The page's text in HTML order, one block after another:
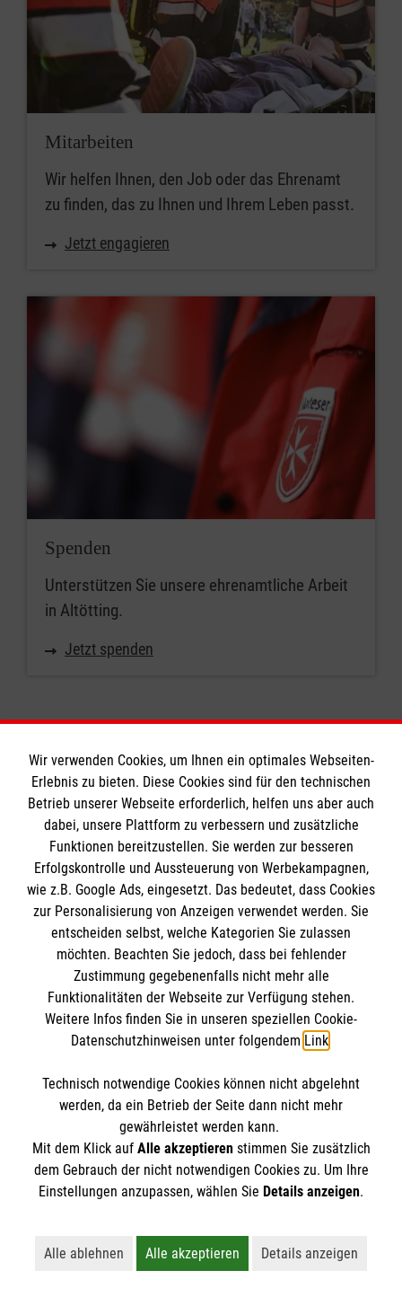
Mitarbeiten
Wir helfen Ihnen, den Job oder das Ehrenamt
zu finden, das zu Ihnen und Ihrem Leben passt.
Jetzt engagieren
Spenden
Unterstützen Sie unsere ehrenamtliche Arbeit
in Altötting.
Jetzt spenden
Informationen
Impressum
Datenschutz
Barrierefreiheit
Kontakt
Die Malteser
Malteser in Deutschland
Malteserorden
Sharepoint
Spendenkonto
Bank: Pax-Bank für Kirche und Caritas eG
IBAN: DE14 3706 0120 1201 2170 12
BIC: GENODED1PA7
So finden Sie uns
Bahnhofstraße 39
84503 Altötting
Email: malteser.altoetting@malteser.org
Der Malteser Hilfsdienst e.V. ist als eingetragene
Gewerbesteuer befreit.
Wir verwenden Cookies, um Ihnen ein optimales Webseiten-
Erlebnis zu bieten. Diese Cookies sind für den technischen
Betrieb unserer Webseite erforderlich, helfen uns aber auch
dabei, unsere Plattform zu verbessern und zusätzliche
Funktionen bereitzustellen. Sie werden zur besseren
Erfolgskontrolle und Aussteuerung von Werbekampagnen,
wie z.B. Google Ads, eingesetzt. Das bedeutet, dass Cookies
zur Personalisierung von Anzeigen verwendet werden. Sie
entscheiden selbst, welche Kategorien Sie zulassen
möchten. Beachten Sie jedoch, dass bei fehlender
Zustimmung gegebenenfalls nicht mehr alle
Funktionalitäten der Webseite zur Verfügung stehen.
Weitere Infos finden Sie in unseren speziellen Cookie-
Datenschutzhinweisen unter folgendem Link.
Technisch notwendige Cookies können nicht abgelehnt
werden, da ein Betrieb der Seite dann nicht mehr
gewährleistet werden kann.
Mit dem Klick auf Alle akzeptierenstimmen Sie zusätzlich
dem Gebrauch der nicht notwendigen Cookies zu. Um Ihre
Einstellungen anzupassen, wählen Sie Details anzeigen.
Alle ablehnen
Lehnt alle nicht-essentiellen Cookies ab
Alle akzeptieren
Akzeptiert alle Cookies
Details anzeigen